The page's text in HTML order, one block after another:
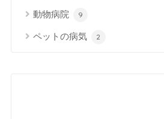
動物病院 9
ペットの病気 2